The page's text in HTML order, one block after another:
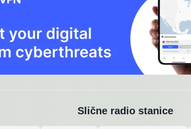
Slične radio stanice